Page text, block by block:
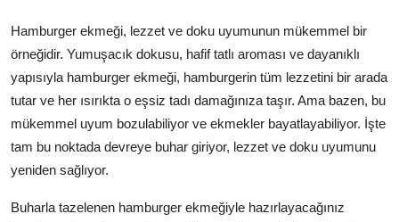
Hamburger ekmeği, lezzet ve doku uyumunun mükemmel bir
örneğidir. Yumuşacık dokusu, hafif tatlı aroması ve dayanıklı
yapısıyla hamburger ekmeği, hamburgerin tüm lezzetini bir arada
tutar ve her ısırıkta o eşsiz tadı damağınıza taşır. Ama bazen, bu
mükemmel uyum bozulabiliyor ve ekmekler bayatlayabiliyor. İşte
tam bu noktada devreye buhar giriyor, lezzet ve doku uyumunu
yeniden sağlıyor.
Buharla tazelenen hamburger ekmeğiyle hazırlayacağınız